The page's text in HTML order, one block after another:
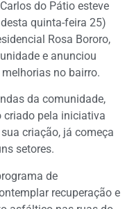
do Pátio esteve
quinta-feira 25)
Rosa Bororo,
e anunciou
no bairro.
da comunidade,
criado pela iniciativa
criação, já começa
setores.
de
recuperação e